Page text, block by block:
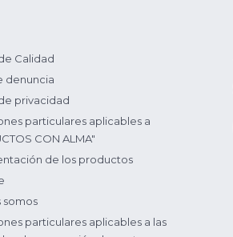
Calidad
denuncia
privacidad
particulares aplicables a
CON ALMA"
de los productos
somos
particulares aplicables a las